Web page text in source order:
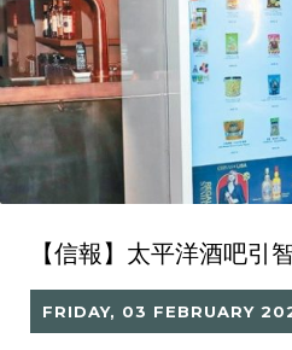
【信報】太平洋酒吧引
FRIDAY, 03 FEBRUARY